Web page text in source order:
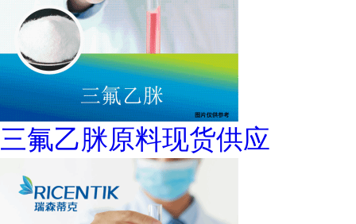
三氟乙脒原料现货供应